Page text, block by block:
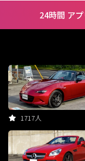
24時間 ア
1717人